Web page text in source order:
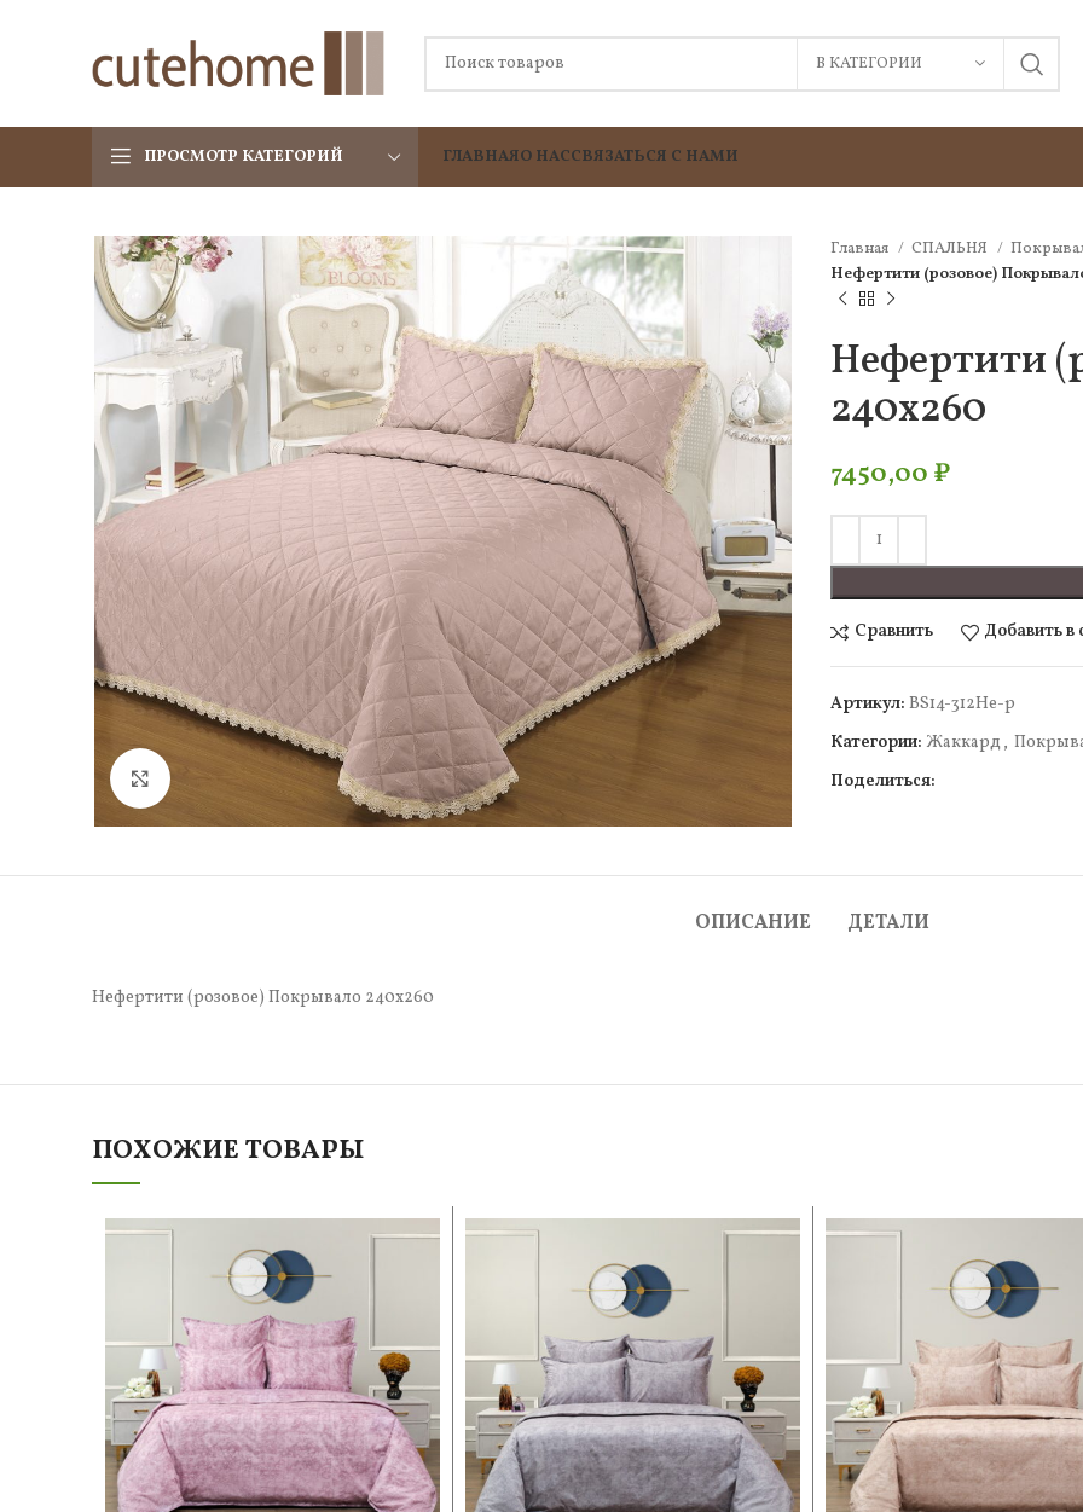
В КАТЕГОРИИ
ПРОСМОТР КАТЕГОРИЙ ГЛАВНАЯО НАССВЯЗАТЬСЯ С НАМИ
Нажмите, чтобы увеличить
Главная СПАЛЬНЯ
Нефертити (розовое)
Нефертити
240х260
7450,00₽
Сравнить Добавить в
Артикул: BS14-312Не-р
Категории: Жаккард,
Поделиться:
ОПИСАНИЕ ДЕТАЛИ
Нефертити (розовое) Покрывало 240х260
ПОХОЖИЕ ТОВАРЫ